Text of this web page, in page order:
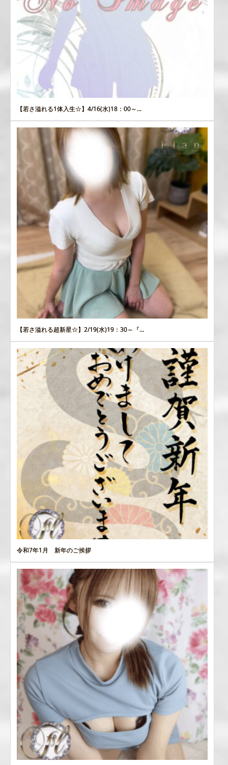
【若さ溢れる1体入生☆】4/16(水)18：00～...
【若さ溢れる超新星☆】2/19(水)19：30～『...
令和7年1月 新年のご挨拶